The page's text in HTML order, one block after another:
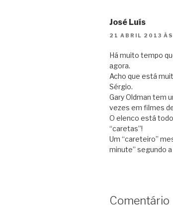
José Luís
21 ABRIL 2013
Há muito tempo
agora.
Acho que está
Sérgio.
Gary Oldman tem
vezes em filmes
O elenco está
“caretas”!
Um “careteiro”
minute” segundo
Comentário